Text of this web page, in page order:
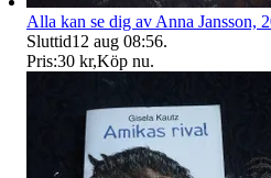
Alla kan se dig av Anna Jansson,
Sluttid12 aug 08:56.
Pris:30 kr,Köp nu.